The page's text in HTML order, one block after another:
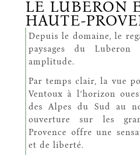
LE LUBERON
HAUTE-
Depuis le domaine, le
paysages du
amplitude.
Par temps clair, la vue
Ventoux à l’horizon
des Alpes du Sud au
ouverture sur les
Provence offre une
et de liberté.